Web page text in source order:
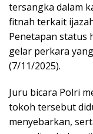
tersangka dalam
fitnah terkait
Penetapan status
gelar perkara
(7/11/2025).
Juru bicara Polri
tokoh tersebut
menyebarkan,